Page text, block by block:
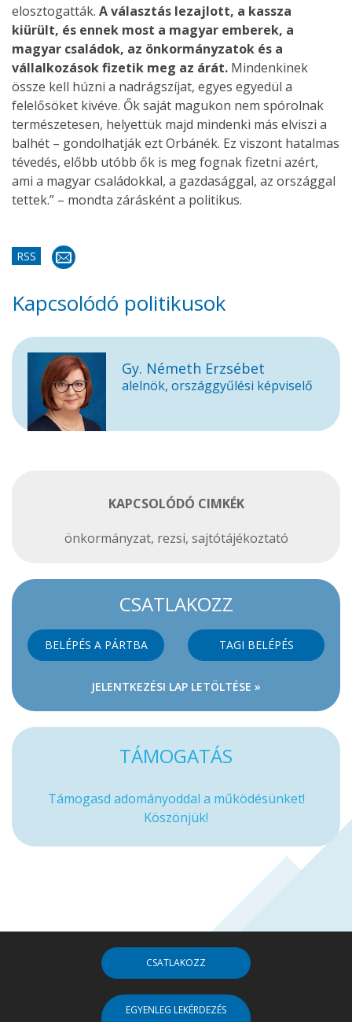
elosztogatták. A választás lezajlott, a kassza
kiürült, és ennek most a magyar emberek, a
magyar családok, az önkormányzatok és a
vállalkozások fizetik meg az árát. Mindenkinek
össze kell húzni a nadrágszíjat, egyes egyedül a
felelősöket kivéve. Ők saját magukon nem spórolnak
természetesen, helyettük majd mindenki más elviszi a
balhét – gondolhatják ezt Orbánék. Ez viszont hatalmas
tévedés, előbb utóbb ők is meg fognak fizetni azért,
ami a magyar családokkal, a gazdasággal, az országgal
tettek.” – mondta zárásként a politikus.
RSS
Kapcsolódó politikusok
Gy. Németh Erzsébet
alelnök, országgyűlési képviselő
KAPCSOLÓDÓ CIMKÉK
önkormányzat, rezsi, sajtótájékoztató
CSATLAKOZZ
BELÉPÉS A PÁRTBA TAGI BELÉPÉS
JELENTKEZÉSI LAP LETÖLTÉSE »
TÁMOGATÁS
Támogasd adományoddal a működésünket!
Köszönjük!
CSATLAKOZZ
EGYENLEG LEKÉRDEZÉS